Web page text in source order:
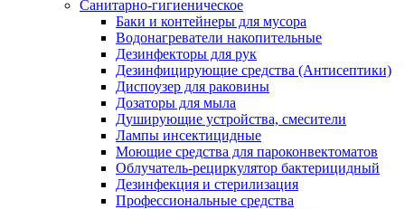
Санитарно-гигиеническое
Баки и контейнеры для мусора
Водонагреватели накопительные
Дезинфекторы для рук
Дезинфицирующие средства (Антисептики)
Диспоузер для раковины
Дозаторы для мыла
Душирующие устройства, смесители
Лампы инсектицидные
Моющие средства для пароконвектоматов
Облучатель-рециркулятор бактерицидный
Дезинфекция и стерилизация
Профессиональные средства